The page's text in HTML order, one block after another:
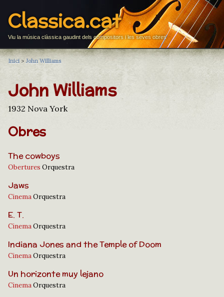
Classica.cat
Viu la música clàssica gaudint dels compositors i les seves obres
Inici > John Williams
John Williams
1932 Nova York
Obres
The cowboys
Obertures Orquestra
Jaws
CinemaOrquestra
E. T.
CinemaOrquestra
Indiana Jones and the Temple of Doom
CinemaOrquestra
Un horizonte muy lejano
CinemaOrquestra